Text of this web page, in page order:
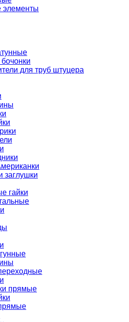
элементы
для труб штуцера
заглушки
гайки
прямые